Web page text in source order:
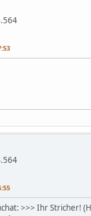
>>> Ihr Stricher!